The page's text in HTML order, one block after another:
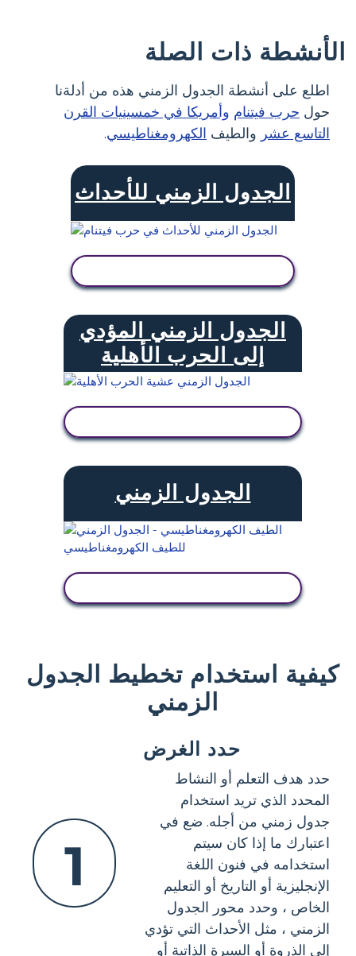
الأنشطة ذات الصلة
اطلع على أنشطة الجدول الزمني هذه من أدلةنا
حول حرب فيتنام وأمريكا في خمسينيات القرن
التاسع عشر والطيف الكهرومغناطيسي.
الجدول الزمني للأحداث
الجدول الزمني المؤدي
إلى الحرب الأهلية
الجدول الزمني
كيفية استخدام تخطيط الجدول
الزمني
1
حدد الغرض
حدد هدف التعلم أو النشاط
المحدد الذي تريد استخدام
جدول زمني من أجله. ضع في
اعتبارك ما إذا كان سيتم
استخدامه في فنون اللغة
الإنجليزية أو التاريخ أو التعليم
الخاص ، وحدد محور الجدول
الزمني ، مثل الأحداث التي تؤدي
إلى الذروة أو السيرة الذاتية أو